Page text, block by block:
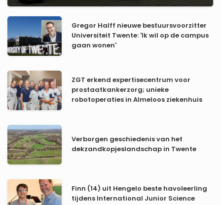
Gregor Halff nieuwe bestuursvoorzitter
Universiteit Twente: 'Ik wil op de campus
gaan wonen'
ZGT erkend expertisecentrum voor
prostaatkankerzorg; unieke
robotoperaties in Almeloos ziekenhuis
Verborgen geschiedenis van het
dekzandkopjeslandschap in Twente
Finn (14) uit Hengelo beste havoleerling
tijdens International Junior Science